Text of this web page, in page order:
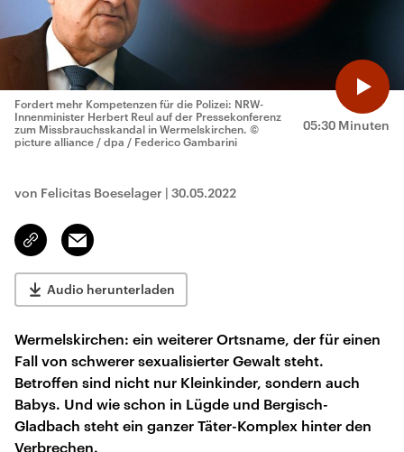
05:30 Minuten
Fordert mehr Kompetenzen für die Polizei: NRW-
Innenminister Herbert Reul auf der Pressekonferenz
zum Missbrauchsskandal in Wermelskirchen. ©
picture alliance / dpa / Federico Gambarini
von Felicitas Boeselager | 30.05.2022
Link
kopieren/teilen
Email
Audio herunterladen
Wermelskirchen: ein weiterer Ortsname, der für einen
Fall von schwerer sexualisierter Gewalt steht.
Betroffen sind nicht nur Kleinkinder, sondern auch
Babys. Und wie schon in Lügde und Bergisch-
Gladbach steht ein ganzer Täter-Komplex hinter den
Verbrechen.